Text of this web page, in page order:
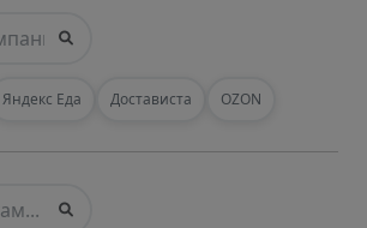
Яндекс Еда Достависта OZON